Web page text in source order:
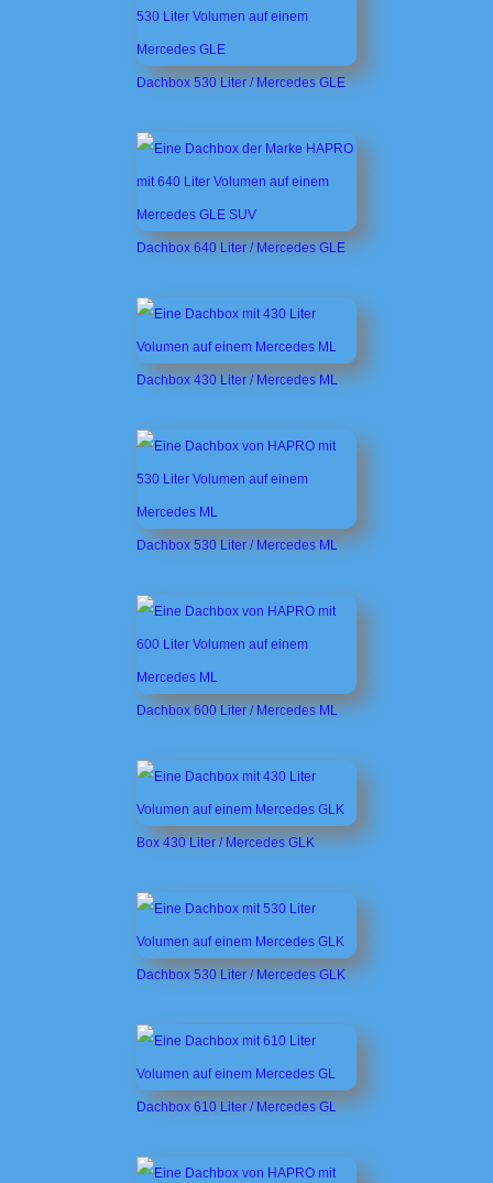
Dachbox 530 Liter / Mercedes GLE
Dachbox 640 Liter / Mercedes GLE
Dachbox 430 Liter / Mercedes ML
Dachbox 530 Liter / Mercedes ML
Dachbox 600 Liter / Mercedes ML
Box 430 Liter / Mercedes GLK
Dachbox 530 Liter / Mercedes GLK
Dachbox 610 Liter / Mercedes GL